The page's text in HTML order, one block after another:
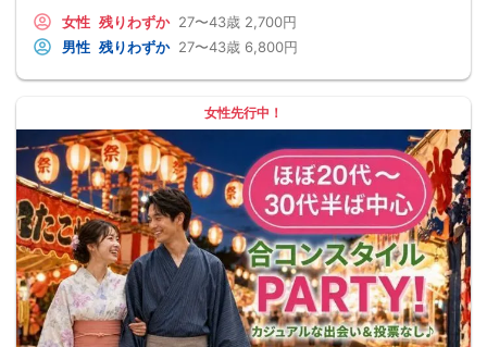
女性 残りわずか 27〜43歳 2,700円
男性 残りわずか 27〜43歳 6,800円
女性先行中！